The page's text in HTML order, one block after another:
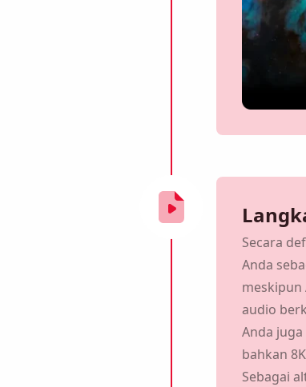
Secara
Anda
meskipun
audio
Anda
bahkan
Sebagai
Ingatkan saya 🔔
untuk mengunduh Viddly saat Anda